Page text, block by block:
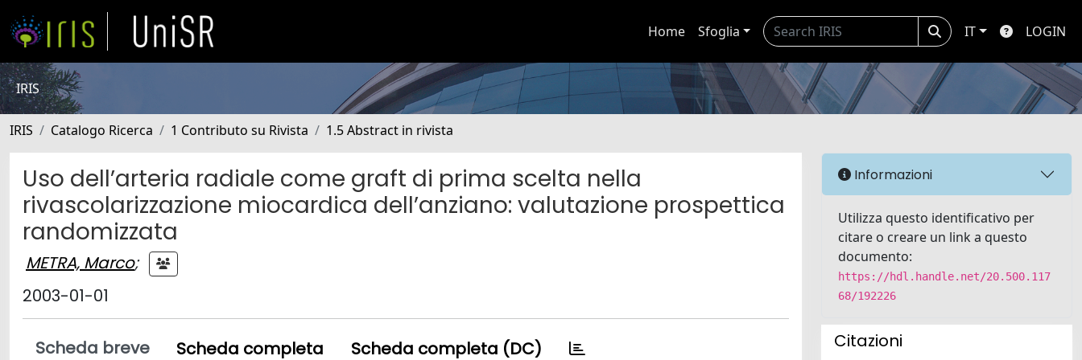
Home Sfoglia IT LOGIN
IRIS
IRIS Catalogo Ricerca 1 Contributo su Rivista 1.5 Abstract in rivista
Uso dell’arteria radiale come graft di prima scelta nella
rivascolarizzazione miocardica dell’anziano: valutazione prospettica
randomizzata
METRA, Marco;
2003-01-01
Scheda breve Scheda completa Scheda completa (DC)
Informazioni
Utilizza questo identificativo per
citare o creare un link a questo
documento:
https://hdl.handle.net/20.500.117
68/192226
Citazioni